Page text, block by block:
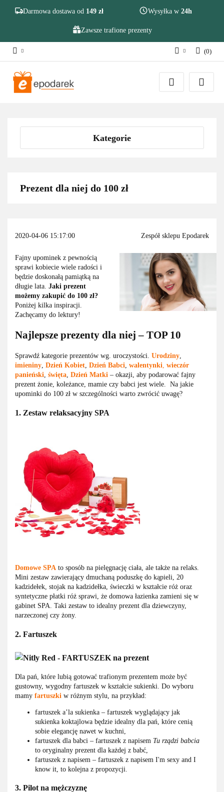
Darmowa dostawa od 149 zł Wysyłka w 24h
Zawsze trafione prezenty
Szukaj
Zaloguj się
Zarejestruj się
(0)
Kategorie
Prezent dla niej do 100 zł
2020-04-06 15:17:00 Zespół sklepu Epodarek
Fajny upominek z pewnością
sprawi kobiecie wiele radości i
będzie doskonałą pamiątką na
długie lata. Jaki prezent
możemy zakupić do 100 zł?
Poniżej kilka inspiracji.
Zachęcamy do lektury!
Najlepsze prezenty dla niej ‒ TOP 10
Sprawdź kategorie prezentów wg. uroczystości. Urodziny,
imieniny, Dzień Kobiet, Dzień Babci, walentynki, wieczór
panieński, święta, Dzień Matki ‒ okazji, aby podarować fajny
prezent żonie, koleżance, mamie czy babci jest wiele. Na jakie
upominki do 100 zł w szczególności warto zwrócić uwagę?
1. Zestaw relaksacyjny SPA
Domowe SPA to sposób na pielęgnację ciała, ale także na relaks.
Mini zestaw zawierający dmuchaną poduszkę do kąpieli, 20
kadzidełek, stojak na kadzidełka, świeczki w kształcie róż oraz
syntetyczne płatki róż sprawi, że domowa łazienka zamieni się w
gabinet SPA. Taki zestaw to idealny prezent dla dziewczyny,
narzeczonej czy żony.
2. Fartuszek
Dla pań, które lubią gotować trafionym prezentem może być
gustowny, wygodny fartuszek w kształcie sukienki. Do wyboru
mamy fartuszki w różnym stylu, na przykład:
fartuszek a’la sukienka ‒ fartuszek wyglądający jak
sukienka koktajlowa będzie idealny dla pań, które cenią
sobie elegancję nawet w kuchni,
fartuszek dla babci ‒ fartuszek z napisem Tu rządzi babcia
to oryginalny prezent dla każdej z babć,
fartuszek z napisem ‒ fartuszek z napisem I'm sexy and I
know it, to kolejna z propozycji.
3. Pilot na mężczyznę